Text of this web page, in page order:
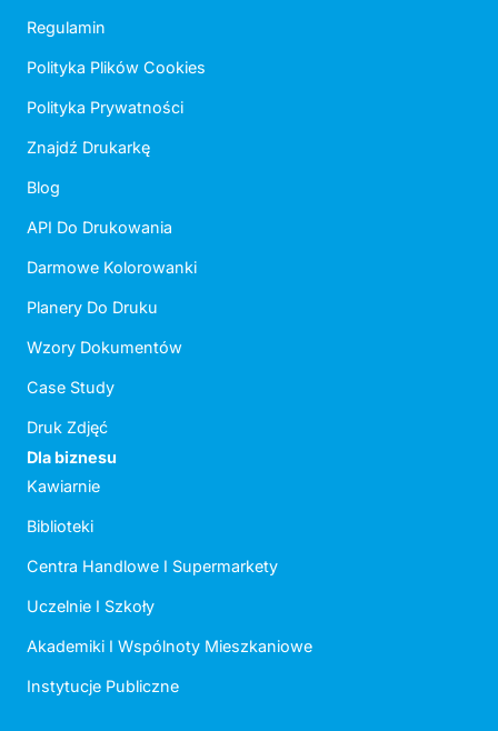
Regulamin
Polityka Plików Cookies
Polityka Prywatności
Znajdź Drukarkę
Blog
API Do Drukowania
Darmowe Kolorowanki
Planery Do Druku
Wzory Dokumentów
Case Study
Druk Zdjęć
Dla biznesu
Kawiarnie
Biblioteki
Centra Handlowe I Supermarkety
Uczelnie I Szkoły
Akademiki I Wspólnoty Mieszkaniowe
Instytucje Publiczne